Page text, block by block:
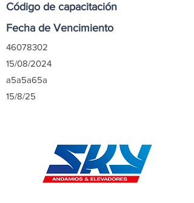
Código de capacitación
Fecha de Vencimiento
46078302
15/08/2024
a5a5a65a
15/8/25